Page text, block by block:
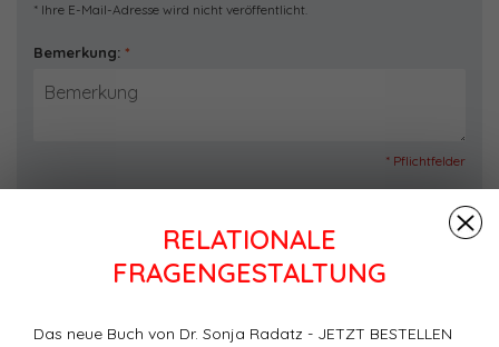
RELATIONALE
FRAGENGESTALTUNG
Das neue Buch von Dr. Sonja Radatz - JETZT BESTELLEN
* Ihre E-Mail-Adresse wird nicht veröffentlicht.
Bemerkung: *
* Pflichtfelder